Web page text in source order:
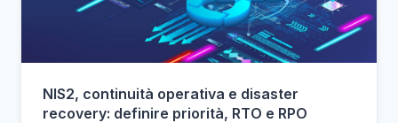
NIS2, continuità operativa e disaster
recovery: definire priorità, RTO e RPO